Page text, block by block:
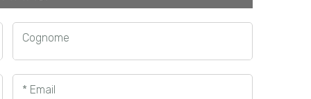
Cognome
* Email